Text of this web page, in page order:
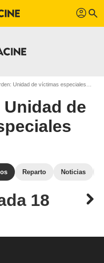
profil search
Unidad de víctimas especiales
de
Reparto Noticias
18